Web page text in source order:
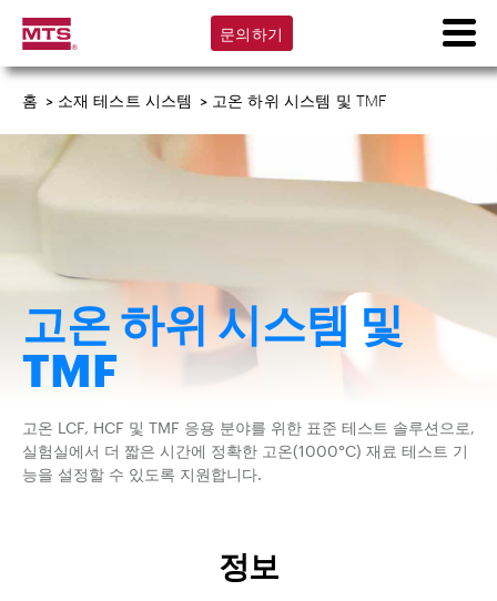
문의하기
홈 > 소재 테스트 시스템 > 고온 하위 시스템 및 TMF
고온 하위 시스템 및
TMF
고온 LCF, HCF 및 TMF 응용 분야를 위한 표준 테스트 솔루션으로,
실험실에서 더 짧은 시간에 정확한 고온(1000°C) 재료 테스트 기
능을 설정할 수 있도록 지원합니다.
정보